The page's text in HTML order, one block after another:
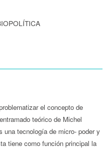
el concepto de
teórico de Michel
una tecnología de micro- poder y
tiene como función principal la